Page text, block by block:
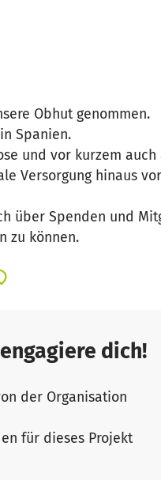
Obhut genommen.
Spanien.
und vor kurzem
Versorgung hinaus
über Spenden und
zu können.
dich!
der Organisation
für dieses Projekt